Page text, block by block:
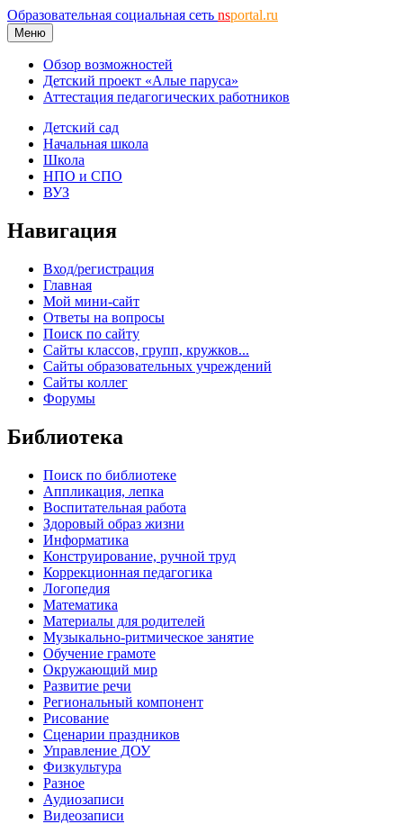
Образовательная социальная сеть nsportal.ru
Меню
Обзор возможностей
Детский проект «Алые паруса»
Аттестация педагогических работников
Детский сад
Начальная школа
Школа
НПО и СПО
ВУЗ
Навигация
Вход/регистрация
Главная
Мой мини-сайт
Ответы на вопросы
Поиск по сайту
Сайты классов, групп, кружков...
Сайты образовательных учреждений
Сайты коллег
Форумы
Библиотека
Поиск по библиотеке
Аппликация, лепка
Воспитательная работа
Здоровый образ жизни
Информатика
Конструирование, ручной труд
Коррекционная педагогика
Логопедия
Математика
Материалы для родителей
Музыкально-ритмическое занятие
Обучение грамоте
Окружающий мир
Развитие речи
Региональный компонент
Рисование
Сценарии праздников
Управление ДОУ
Физкультура
Разное
Аудиозаписи
Видеозаписи